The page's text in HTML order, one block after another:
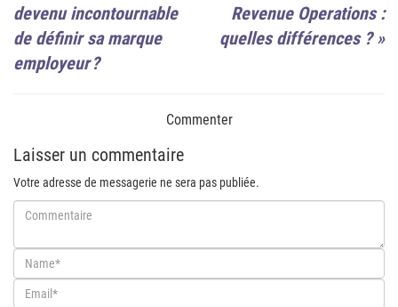
devenu incontournable
de définir sa marque
employeur ?
Revenue Operations :
quelles différences ?»
Commenter
Laisser un commentaire
Votre adresse de messagerie ne sera pas publiée.